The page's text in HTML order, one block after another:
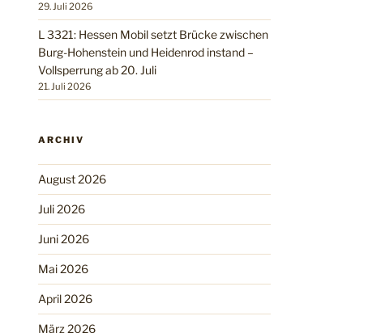
29. Juli 2026
L 3321: Hessen Mobil setzt Brücke zwischen
Burg-Hohenstein und Heidenrod instand –
Vollsperrung ab 20. Juli
21. Juli 2026
ARCHIV
August 2026
Juli 2026
Juni 2026
Mai 2026
April 2026
März 2026